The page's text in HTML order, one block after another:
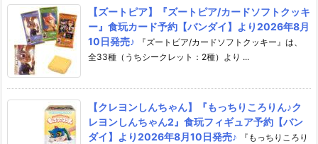
【ズートピア】『ズートピア/カードソフトクッキ
ー』食玩カード予約【バンダイ】より2026年8月
10日発売♪
『ズートピア/カードソフトクッキー』は、
全33種（うちシークレット：2種）より ...
【クレヨンしんちゃん】『もっちりころりん♪ク
レヨンしんちゃん2』食玩フィギュア予約【バン
ダイ】より2026年8月10日発売♪
『もっちりころり